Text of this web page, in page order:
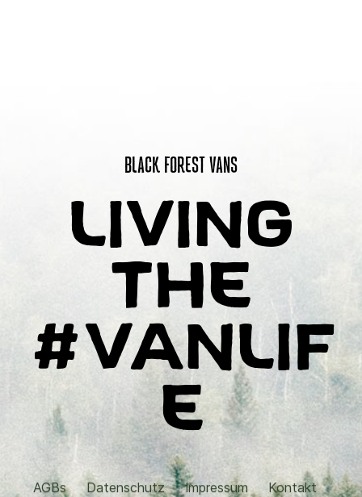
BLACK FOREST VANS
LIVING
THE
#VANLIF
E
AGBs Datenschutz Impressum Kontakt